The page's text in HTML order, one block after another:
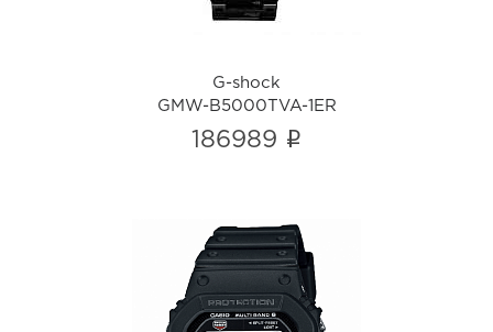
G-shock
GMW-B5000TVA-1ER
186989 i